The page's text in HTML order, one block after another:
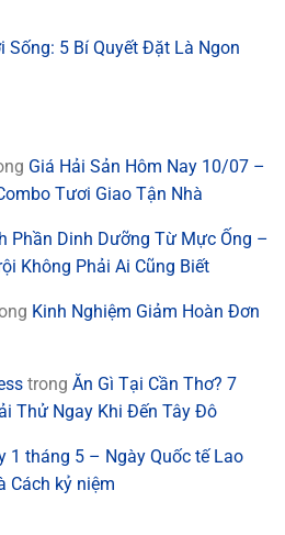
Sống: 5 Bí Quyết Đặt Là Ngon
Giá Hải Sản Hôm Nay 10/07 –
Tươi Giao Tận Nhà
Phần Dinh Dưỡng Từ Mực Ống –
Không Phải Ai Cũng Biết
Kinh Nghiệm Giảm Hoàn Đơn
trong Ăn Gì Tại Cần Thơ? 7
Thử Ngay Khi Đến Tây Đô
1 tháng 5 – Ngày Quốc tế Lao
Cách kỷ niệm